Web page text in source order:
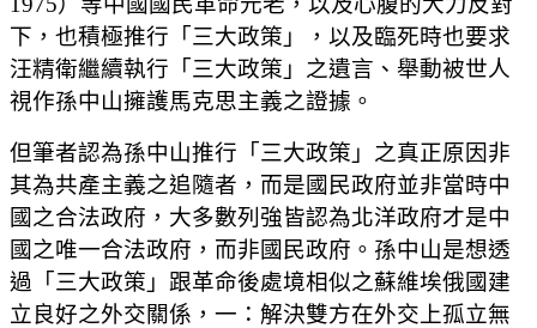
下，也積極推行「三大政策」，以及臨死時也要求
汪精衛繼續執行「三大政策」之遺言、舉動被世人
視作孫中山擁護馬克思主義之證據。
但筆者認為孫中山推行「三大政策」之真正原因非
其為共產主義之追隨者，而是國民政府並非當時中
國之合法政府，大多數列強皆認為北洋政府才是中
國之唯一合法政府，而非國民政府。孫中山是想透
過「三大政策」跟革命後處境相似之蘇維埃俄國建
立良好之外交關係，一：解決雙方在外交上孤立無